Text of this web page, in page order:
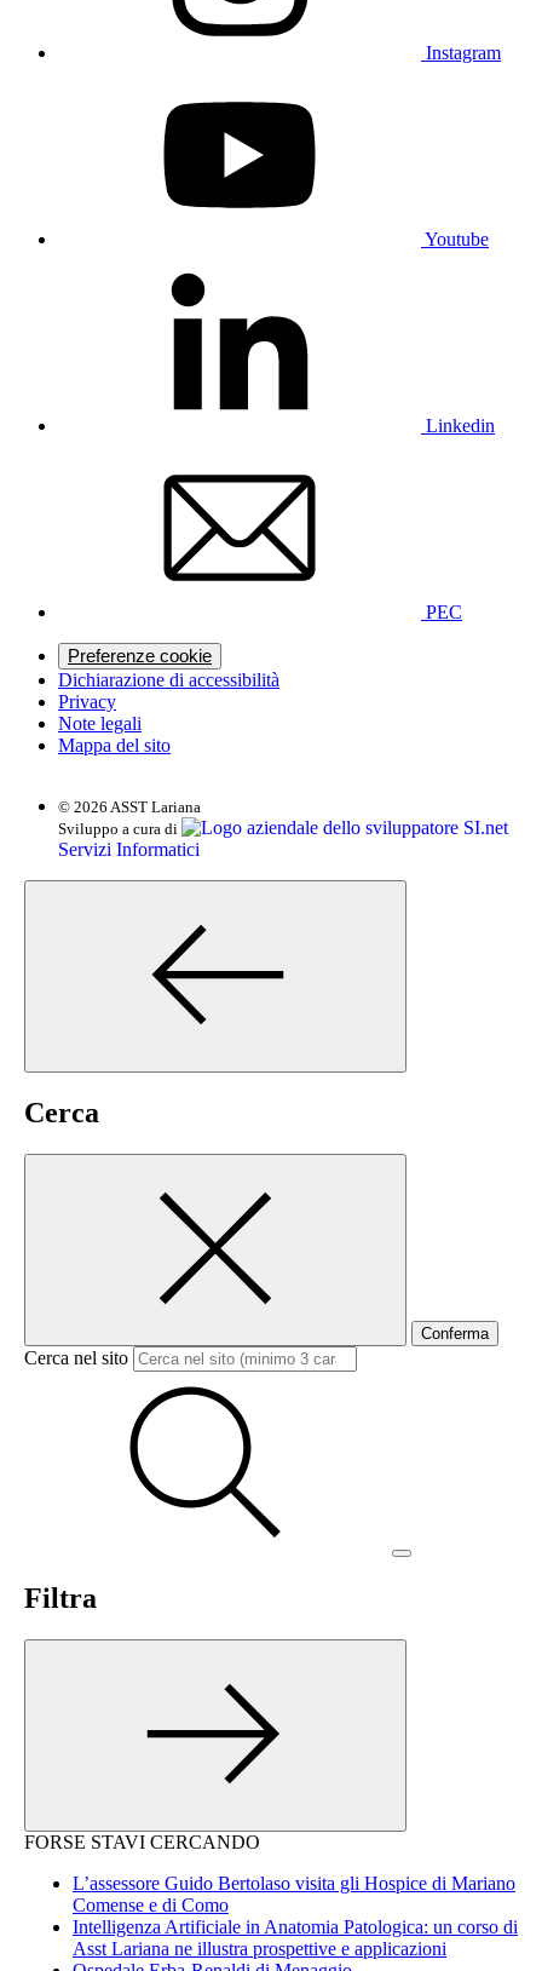
Instagram
Youtube
Linkedin
PEC
Preferenze cookie
Dichiarazione di accessibilità
Privacy
Note legali
Mappa del sito
© 2026 ASST Lariana
Sviluppo a cura di
SI.net
Servizi Informatici
Cerca
Conferma
Cerca nel sito
Filtra
FORSE STAVI CERCANDO
L’assessore Guido Bertolaso visita gli Hospice di Mariano
Comense e di Como
Intelligenza Artificiale in Anatomia Patologica: un corso di
Asst Lariana ne illustra prospettive e applicazioni